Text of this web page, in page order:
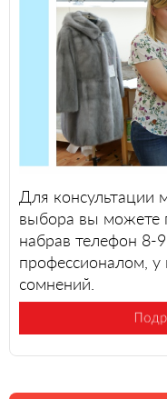
Для консультации
выбора вы можете
набрав телефон
профессионалом, у
сомнений.